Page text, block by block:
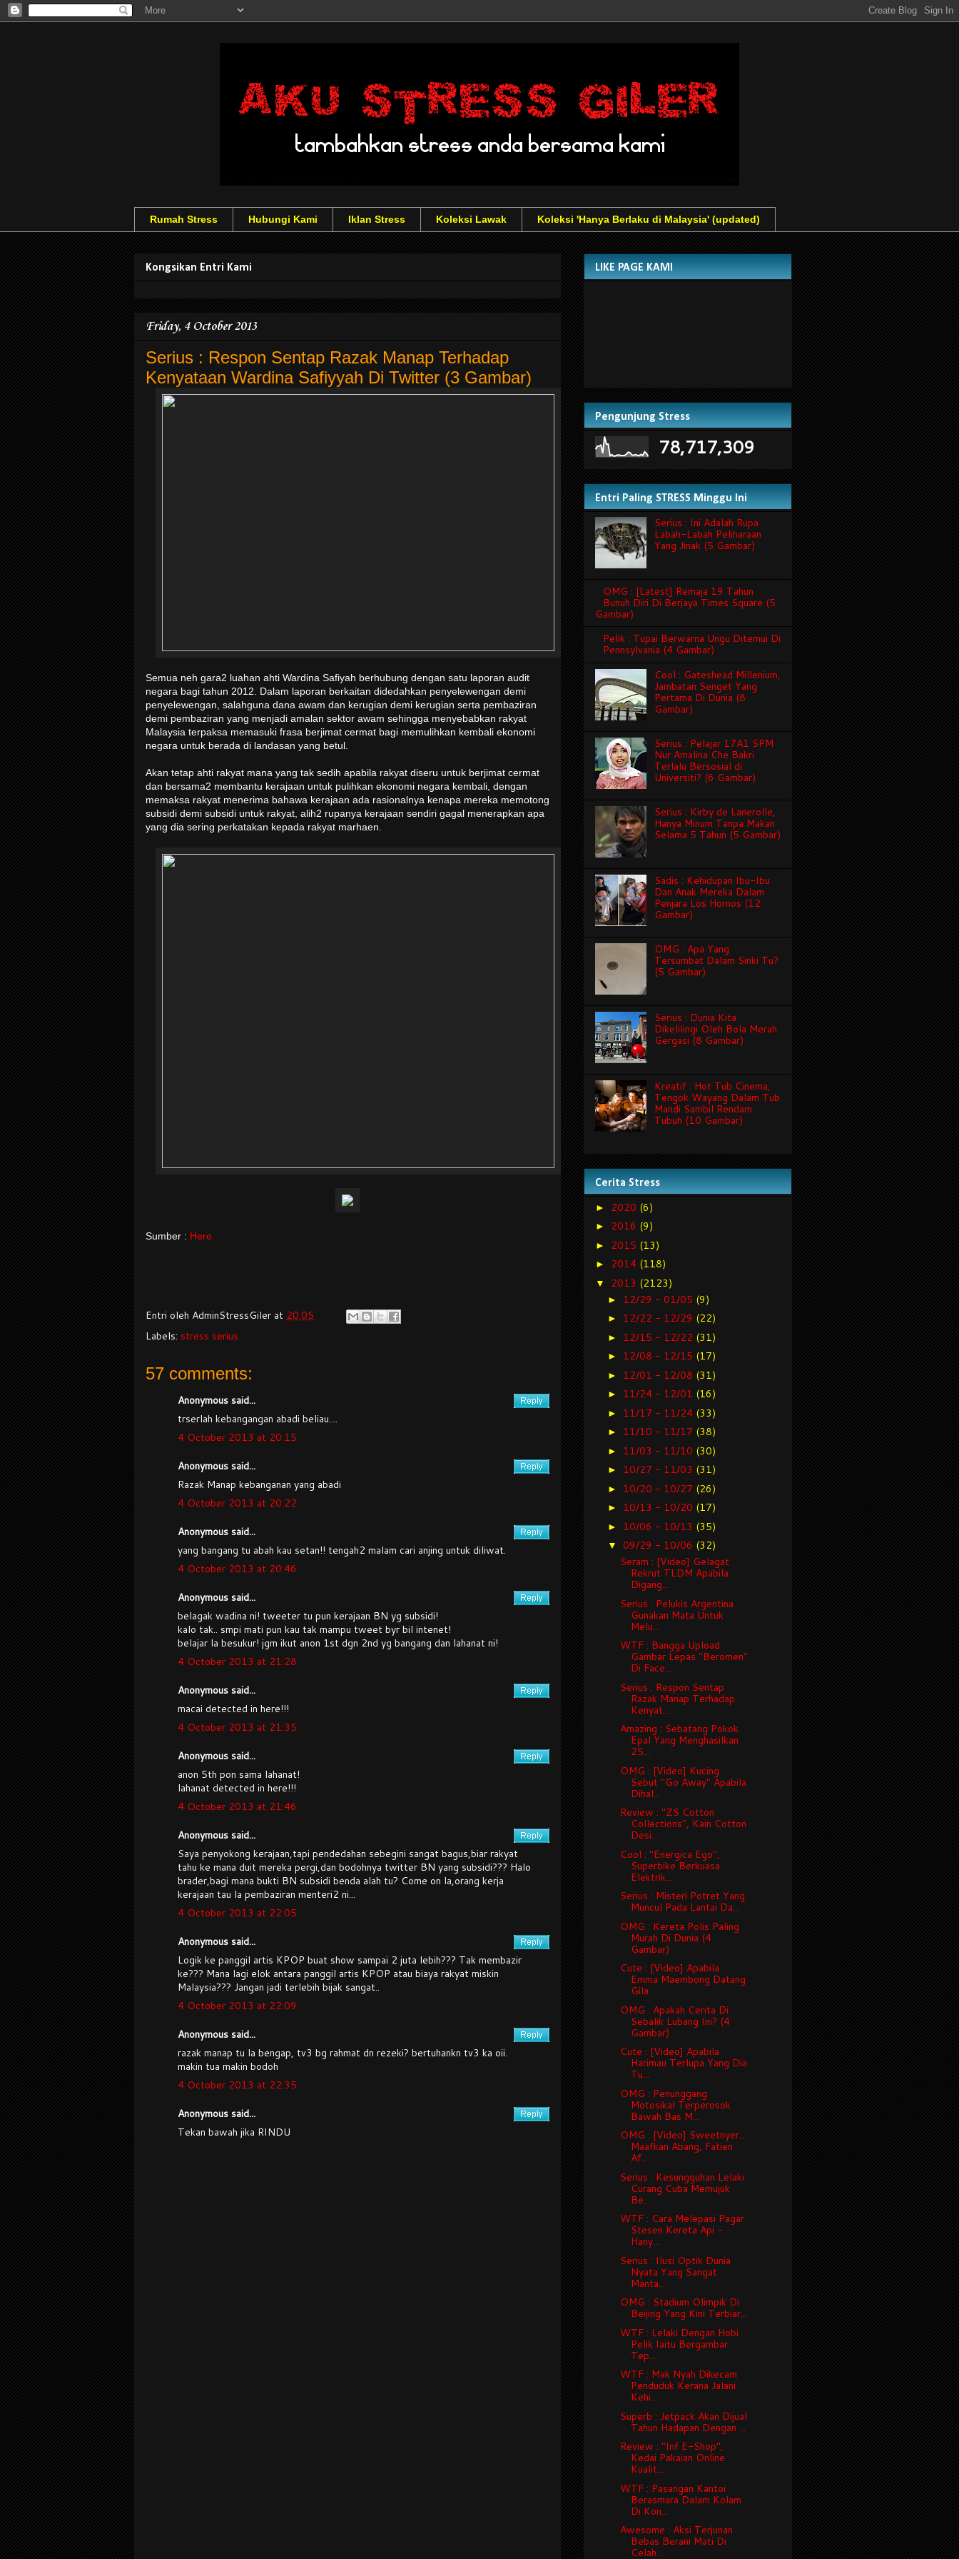
Rumah Stress Hubungi Kami Iklan Stress Koleksi Lawak Koleksi 'Hanya Berlaku di Malaysia' (updated)
Kongsikan Entri Kami
Friday, 4 October 2013
Serius : Respon Sentap Razak Manap Terhadap
Kenyataan Wardina Safiyyah Di Twitter (3 Gambar)
Semua neh gara2 luahan ahti Wardina Safiyah berhubung dengan satu laporan audit
negara bagi tahun 2012. Dalam laporan berkaitan didedahkan penyelewengan demi
penyelewengan, salahguna dana awam dan kerugian demi kerugian serta pembaziran
demi pembaziran yang menjadi amalan sektor awam sehingga menyebabkan rakyat
Malaysia terpaksa memasuki frasa berjimat cermat bagi memulihkan kembali ekonomi
negara untuk berada di landasan yang betul.
Akan tetap ahti rakyat mana yang tak sedih apabila rakyat diseru untuk berjimat cermat
dan bersama2 membantu kerajaan untuk pulihkan ekonomi negara kembali, dengan
memaksa rakyat menerima bahawa kerajaan ada rasionalnya kenapa mereka memotong
subsidi demi subsidi untuk rakyat, alih2 rupanya kerajaan sendiri gagal menerapkan apa
yang dia sering perkatakan kepada rakyat marhaen.
Sumber : Here
Entri oleh AdminStressGiler at 20:05
Labels: stress serius
57 comments:
Anonymous said...
trserlah kebangangan abadi beliau....
4 October 2013 at 20:15
Anonymous said...
Razak Manap kebanganan yang abadi
4 October 2013 at 20:22
Anonymous said...
yang bangang tu abah kau setan!! tengah2 malam cari anjing untuk diliwat.
4 October 2013 at 20:46
Anonymous said...
belagak wadina ni! tweeter tu pun kerajaan BN yg subsidi!
kalo tak.. smpi mati pun kau tak mampu tweet byr bil intenet!
belajar la besukur! jgm ikut anon 1st dgn 2nd yg bangang dan lahanat ni!
4 October 2013 at 21:28
Anonymous said...
macai detected in here!!!
4 October 2013 at 21:35
Anonymous said...
anon 5th pon sama lahanat!
lahanat detected in here!!!
4 October 2013 at 21:46
Anonymous said...
Saya penyokong kerajaan,tapi pendedahan sebegini sangat bagus,biar rakyat
tahu ke mana duit mereka pergi,dan bodohnya twitter BN yang subsidi??? Halo
brader,bagi mana bukti BN subsidi benda alah tu? Come on la,orang kerja
kerajaan tau la pembaziran menteri2 ni...
4 October 2013 at 22:05
Anonymous said...
Logik ke panggil artis KPOP buat show sampai 2 juta lebih??? Tak membazir
ke??? Mana lagi elok antara panggil artis KPOP atau biaya rakyat miskin
Malaysia??? Jangan jadi terlebih bijak sangat..
4 October 2013 at 22:09
Anonymous said...
razak manap tu la bengap, tv3 bg rahmat dn rezeki? bertuhankn tv3 ka oii.
makin tua makin bodoh
4 October 2013 at 22:35
Anonymous said...
Tekan bawah jika RINDU
LIKE PAGE KAMI
Pengunjung Stress
78,717,309
Entri Paling STRESS Minggu Ini
Serius : Ini Adalah Rupa
Labah-Labah Peliharaan
Yang Jinak (5 Gambar)
OMG : [Latest] Remaja 19 Tahun
Bunuh Diri Di Berjaya Times Square (5
Gambar)
Pelik : Tupai Berwarna Ungu Ditemui Di
Pennsylvania (4 Gambar)
Cool : Gateshead Millenium,
Jambatan Senget Yang
Pertama Di Dunia (8
Gambar)
Serius : Pelajar 17A1 SPM
Nur Amalina Che Bakri
Terlalu Bersosial di
Universiti? (6 Gambar)
Serius : Kirby de Lanerolle,
Hanya Minum Tanpa Makan
Selama 5 Tahun (5 Gambar)
Sadis : Kehidupan Ibu-Ibu
Dan Anak Mereka Dalam
Penjara Los Hornos (12
Gambar)
OMG : Apa Yang
Tersumbat Dalam Sinki Tu?
(5 Gambar)
Serius : Dunia Kita
Dikelilingi Oleh Bola Merah
Gergasi (8 Gambar)
Kreatif : Hot Tub Cinema,
Tengok Wayang Dalam Tub
Mandi Sambil Rendam
Tubuh (10 Gambar)
Cerita Stress
► 2020 (6)
► 2016 (9)
► 2015 (13)
► 2014 (118)
▼ 2013 (2123)
► 12/29 - 01/05 (9)
► 12/22 - 12/29 (22)
► 12/15 - 12/22 (31)
► 12/08 - 12/15 (17)
► 12/01 - 12/08 (31)
► 11/24 - 12/01 (16)
► 11/17 - 11/24 (33)
► 11/10 - 11/17 (38)
► 11/03 - 11/10 (30)
► 10/27 - 11/03 (31)
► 10/20 - 10/27 (26)
► 10/13 - 10/20 (17)
► 10/06 - 10/13 (35)
▼ 09/29 - 10/06 (32)
Seram : [Video] Gelagat
Rekrut TLDM Apabila
Digang...
Serius : Pelukis Argentina
Gunakan Mata Untuk
Melu...
WTF : Bangga Upload
Gambar Lepas "Beromen"
Di Face...
Serius : Respon Sentap
Razak Manap Terhadap
Kenyat...
Amazing : Sebatang Pokok
Epal Yang Menghasilkan
25...
OMG : [Video] Kucing
Sebut "Go Away" Apabila
Dihal...
Review : "ZS Cotton
Collections", Kain Cotton
Desi...
Cool : "Energica Ego",
Superbike Berkuasa
Elektrik...
Serius : Misteri Potret Yang
Muncul Pada Lantai Da...
OMG : Kereta Polis Paling
Murah Di Dunia (4
Gambar)
Cute : [Video] Apabila
Emma Maembong Datang
Gila
OMG : Apakah Cerita Di
Sebalik Lubang Ini? (4
Gambar)
Cute : [Video] Apabila
Harimau Terlupa Yang Dia
Tu...
OMG : Penunggang
Motosikal Terperosok
Bawah Bas M...
OMG : [Video] Sweetnyer..
Maafkan Abang, Fatien
Af...
Serius : Kesungguhan Lelaki
Curang Cuba Memujuk
Be...
WTF : Cara Melepasi Pagar
Stesen Kereta Api -
Hany...
Serius : Ilusi Optik Dunia
Nyata Yang Sangat
Manta...
OMG : Stadium Olimpik Di
Beijing Yang Kini Terbiar...
WTF : Lelaki Dengan Hobi
Pelik Iaitu Bergambar
Tep...
WTF : Mak Nyah Dikecam
Penduduk Kerana Jalani
Kehi...
Superb : Jetpack Akan Dijual
Tahun Hadapan Dengan ...
Review : "Inf E-Shop",
Kedai Pakaian Online
Kualit...
WTF : Pasangan Kantoi
Berasmara Dalam Kolam
Di Kon...
Awesome : Aksi Terjunan
Bebas Berani Mati Di
Celah...